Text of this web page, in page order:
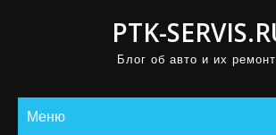
PTK-
Блог об авто и их
Меню